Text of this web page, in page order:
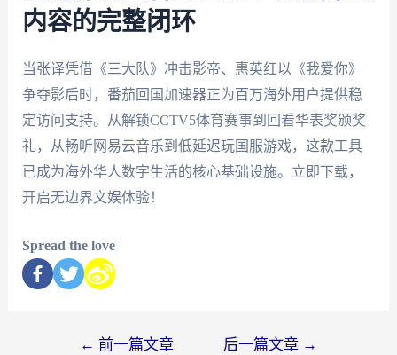
内容的完整闭环
当张译凭借《三大队》冲击影帝、惠英红以《我爱你》
争夺影后时，番茄回国加速器正为百万海外用户提供稳
定访问支持。从解锁CCTV5体育赛事到回看华表奖颁奖
礼，从畅听网易云音乐到低延迟玩国服游戏，这款工具
已成为海外华人数字生活的核心基础设施。立即下载，
开启无边界文娱体验！
Spread the love
← 前一篇文章 后一篇文章 →